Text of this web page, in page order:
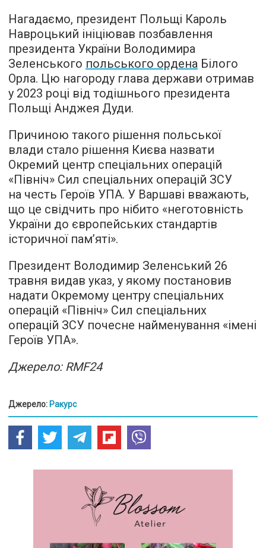
Нагадаємо, президент Польщі Кароль
Навроцький ініціював позбавлення
президента України Володимира
Зеленського польського ордена Білого
Орла. Цю нагороду глава держави отримав
у 2023 році від тодішнього президента
Польщі Анджея Дуди.
Причиною такого рішення польської
влади стало рішення Києва назвати
Окремий центр спеціальних операцій
«Північ» Сил спеціальних операцій ЗСУ
на честь Героїв УПА. У Варшаві вважають,
що це свідчить про нібито «неготовність
України до європейських стандартів
історичної пам’яті».
Президент Володимир Зеленський 26
травня видав указ, у якому постановив
надати Окремому центру спеціальних
операцій «Північ» Сил спеціальних
операцій ЗСУ почесне найменування «імені
Героїв УПА».
Джерело: RMF24
Джерело: Ракурс